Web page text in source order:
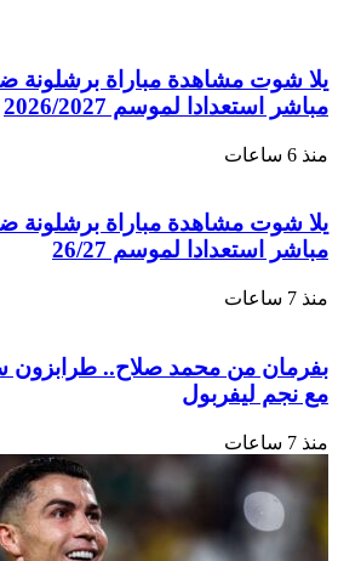
يلا شوت مشاهدة مباراة برشلونة
مباشر استعدادا لموسم 2026/2027
منذ 6 ساعات
يلا شوت مشاهدة مباراة برشلونة
مباشر استعدادا لموسم 26/27
منذ 7 ساعات
بفرمان من محمد صلاح.. طرابزون
مع نجم ليفربول
منذ 7 ساعات